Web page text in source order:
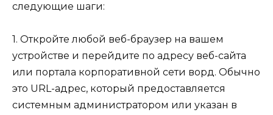
следующие шаги:
1. Откройте любой веб-браузер на вашем
устройстве и перейдите по адресу веб-сайта
или портала корпоративной сети ворд. Обычно
это URL-адрес, который предоставляется
системным администратором или указан в